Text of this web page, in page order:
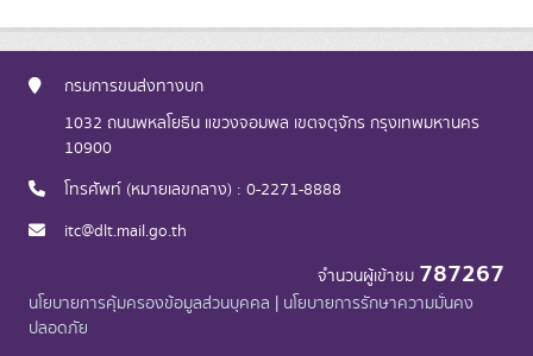
กรมการขนส่งทางบก
1032 ถนนพหลโยธิน แขวงจอมพล เขตจตุจักร กรุงเทพมหานคร
10900
โทรศัพท์ (หมายเลขกลาง) : 0-2271-8888
itc@dlt.mail.go.th
จำนวนผู้เข้าชม 787267
นโยบายการคุ้มครองข้อมูลส่วนบุคคล | นโยบายการรักษาความมั่นคง
ปลอดภัย